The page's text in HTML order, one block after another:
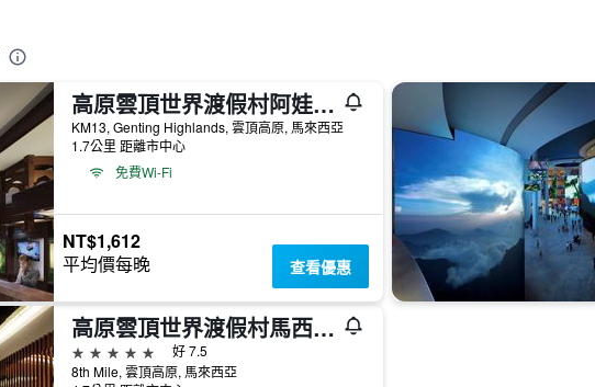
高原雲頂世界渡假村阿娃娜酒店 - 雲頂高原
KM13, Genting Highlands, 雲頂高原, 馬來西亞
1.7公里 距離市中心
免費Wi-Fi
NT$1,612
平均價每晚 查看優惠
高原雲頂世界渡假村馬西姆酒店 - 雲頂高原
5星級
好 7.5
8th Mile, 雲頂高原, 馬來西亞